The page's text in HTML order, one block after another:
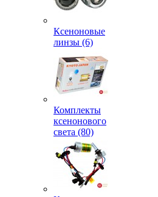
Ксеноновые
линзы (6)
Комплекты
ксенонового
света (80)